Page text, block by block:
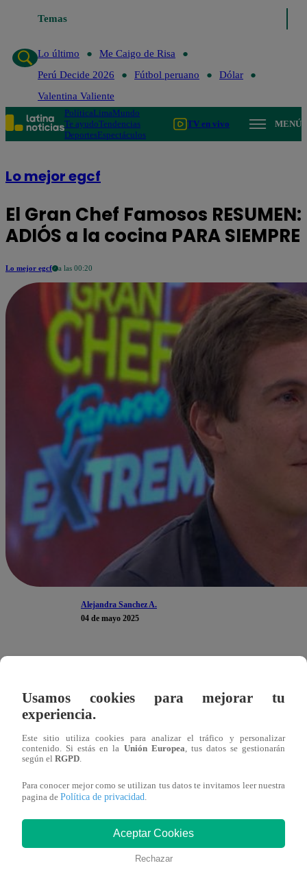
Temas
Lo último
Me Caigo de Risa
Perú Decide 2026
Fútbol peruano
Dólar
Valentina Valiente
PolíticaLimaMundo
Te ayudoTendencias
DeportesEspectáculos
TV en vivo MENÚ
Lo mejor egcf
El Gran Chef Famosos
ADIÓS a la cocina PARA SIEMPRE
Lo mejor egcf a las 00:20
Alejandra Sanchez A.
04 de mayo 2025
apoderó de
Jano Baca al PERDER su RÉCORD de
Mientras tanto,
compañeros. “Amo la sinceridad de la sonrisa que tiene
del Gringo,amo que Mateo me diga mamá
Solo un plato después,el Gringo Marcos FUE
agradecimiento de todos en la cocina. Se trata de una
Usamos cookies para mejorar tu
experiencia.
Este sitio utiliza cookies para analizar el tráfico y personalizar
contenido. Si estás en la Unión Europea, tus datos se gestionarán
según el RGPD.
Para conocer mejor como se utilizan tus datos te invitamos leer nuestra
pagina de Política de privacidad.
Aceptar Cookies
Rechazar